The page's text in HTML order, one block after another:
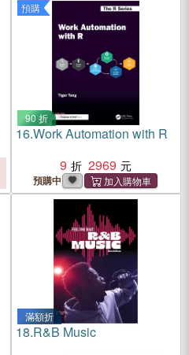
預購
90 折
16.Work Automation with R
9
2969
預購中
滿額折
18.R&B Music